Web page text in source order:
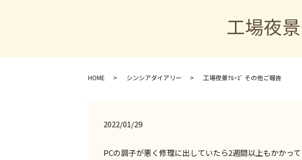
工場夜
HOME シンシアダイアリー 工場夜景ｸﾙｰｽﾞ その他ご報告
2022/01/29
PCの調子が悪く修理に出していたら2週間以上もかかっ